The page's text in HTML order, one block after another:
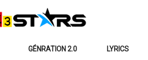
GÉNRATION 2.0 LYRICS